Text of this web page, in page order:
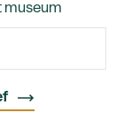
museum